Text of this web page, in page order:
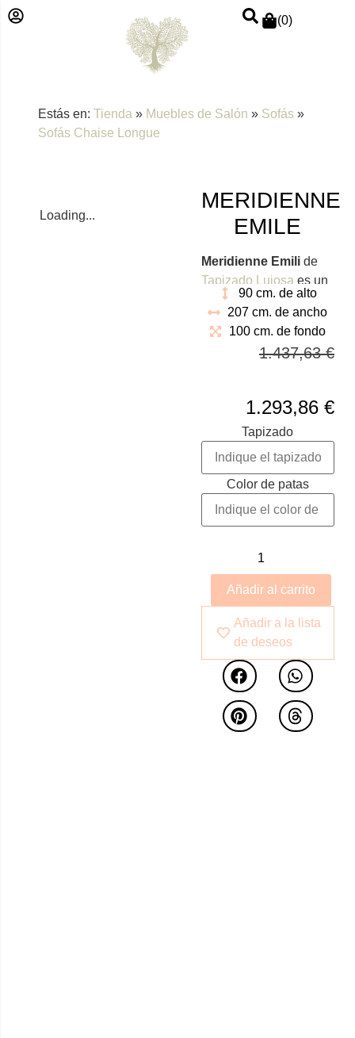
(0)
Estás en: Tienda » Muebles de Salón » Sofás »
Sofás Chaise Longue
Loading...
MERIDIENNE
EMILE
Meridienne Emilide
Tapizado Lujosa es un
sofá fabricado con
materiales de alta
calidad. Está hecho
principalmente de
durabilidad y
resistencia. Sus
cinchas son
indeformables, lo que
garantiza un soporte
firme y cómodo. El
relleno está compuesto
25 Kg, lo que
proporciona un
confortable y
ergonómico asiento.
Además, cuenta con un
fondo de poliuretano y
un acabado celulósico,
que añaden un toque
de elegancia y
90 cm. de alto
207 cm. de ancho
100 cm. de fondo
1.437,63€
1.293,86 €
Tapizado
Color de patas
Añadir al carrito
Añadir a la lista
de deseos